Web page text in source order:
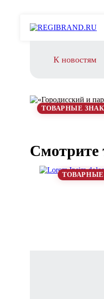
К новостям
ТОВАРНЫЕ
Смотрите